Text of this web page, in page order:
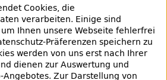
Cookies, die
verarbeiten. Einige sind
Ihnen unsere Webseite fehlerfrei
Präferenzen speichern zu
werden von uns erst nach Ihrer
dienen zur Auswertung und
-Angebotes. Zur Darstellung von